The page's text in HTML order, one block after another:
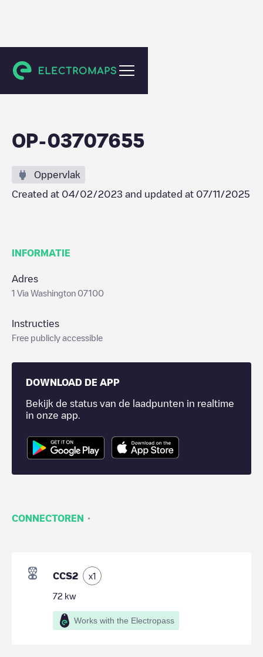
Sassari
OP-03707655
Oppervlak
Created at 04/02/2023 and updated at 07/11/2025
INFORMATIE
Adres
1 Via Washington 07100
Instructies
Free publicly accessible
DOWNLOAD DE APP
Bekijk de status van de laadpunten in realtime
in onze app.
CONNECTOREN ·
CCS2 x1
72 kw
Works with the Electropass